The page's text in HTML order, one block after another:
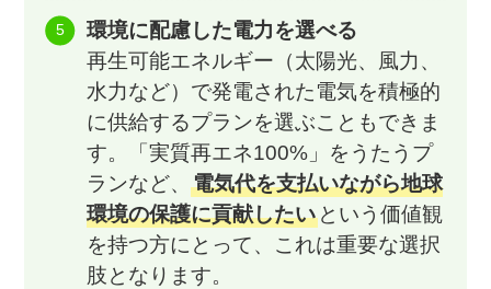
環境に配慮した電力を選べる
再生可能エネルギー（太陽光、風力、
水力など）で発電された電気を積極的
に供給するプランを選ぶこともできま
す。「実質再エネ100%」をうたうプ
ランなど、 電気代を支払いながら地球
環境の保護に貢献したいという価値観
を持つ方にとって、これは重要な選択
肢となります。